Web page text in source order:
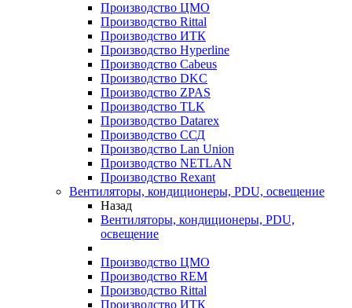
Производство ЦМО
Производство Rittal
Производство ИТК
Производство Hyperline
Производство Cabeus
Производство DKC
Производство ZPAS
Производство TLK
Производство Datarex
Производство ССД
Производство Lan Union
Производство NETLAN
Производство Rexant
Вентиляторы, кондиционеры, PDU, освещение
Назад
Вентиляторы, кондиционеры, PDU,
освещение
Производство ЦМО
Производство REM
Производство Rittal
Производство ИТК